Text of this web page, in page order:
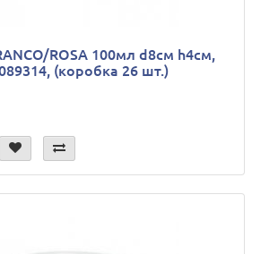
ROSA 100мл d8см h4см,
(коробка 26 шт.)